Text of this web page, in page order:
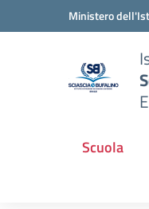
Vai ai contenuti
Vai al menu di navigazione
Ministero
Scuola